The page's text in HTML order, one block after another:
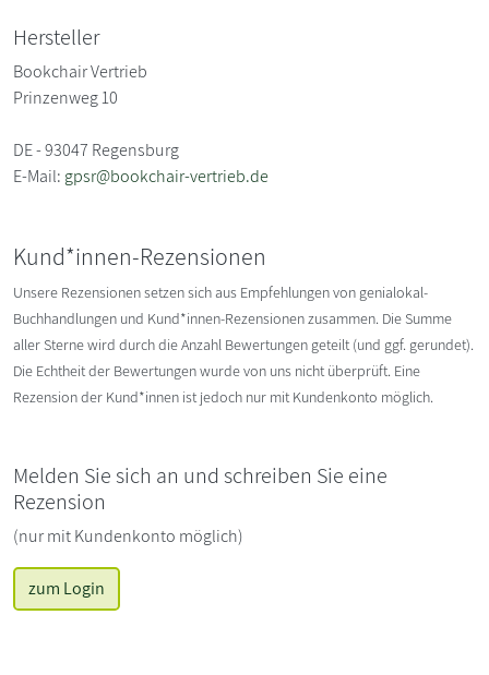
Hersteller
Bookchair Vertrieb
Prinzenweg 10
DE - 93047 Regensburg
E-Mail: gpsr@bookchair-vertrieb.de
Kund*innen-Rezensionen
Unsere Rezensionen setzen sich aus Empfehlungen von genialokal-
Buchhandlungen und Kund*innen-Rezensionen zusammen. Die Summe
aller Sterne wird durch die Anzahl Bewertungen geteilt (und ggf. gerundet).
Die Echtheit der Bewertungen wurde von uns nicht überprüft. Eine
Rezension der Kund*innen ist jedoch nur mit Kundenkonto möglich.
Melden Sie sich an und schreiben Sie eine
Rezension
(nur mit Kundenkonto möglich)
zum Login